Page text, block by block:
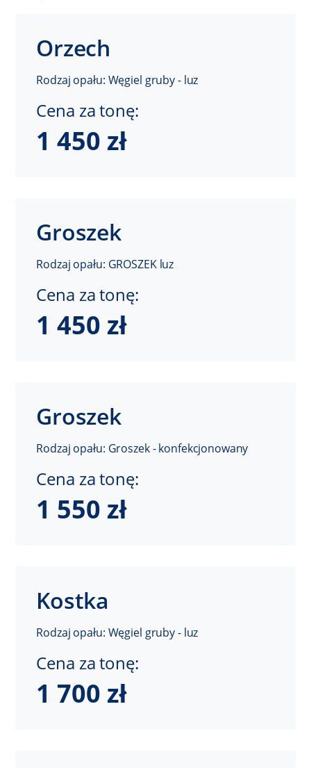
Orzech
Rodzaj opału: Węgiel gruby - luz
Cena za tonę:
1 450 zł
Groszek
Rodzaj opału: GROSZEK luz
Cena za tonę:
1 450 zł
Groszek
Rodzaj opału: Groszek - konfekcjonowany
Cena za tonę:
1 550 zł
Kostka
Rodzaj opału: Węgiel gruby - luz
Cena za tonę:
1 700 zł